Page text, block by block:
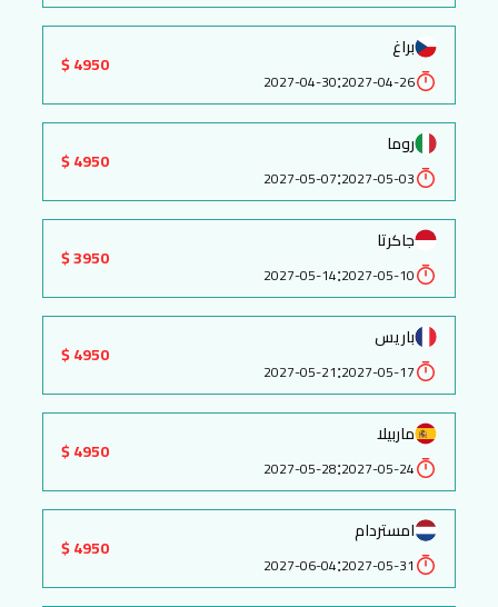
براغ
2027-04-26
:
2027-04-30
4950 $
روما
2027-05-03
:
2027-05-07
4950 $
جاكرتا
2027-05-10
:
2027-05-14
3950 $
باريس
2027-05-17
:
2027-05-21
4950 $
ماربيلا
2027-05-24
:
2027-05-28
4950 $
امستردام
2027-05-31
:
2027-06-04
4950 $